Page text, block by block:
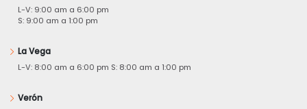
L-V: 9:00 am a 6:00 pm
S: 9:00 am a 1:00 pm
La Vega
L-V: 8:00 am a 6:00 pm S: 8:00 am a 1:00 pm
Verón